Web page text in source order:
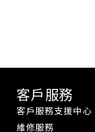
客戶服務
客戶服務支援中心
維修服務